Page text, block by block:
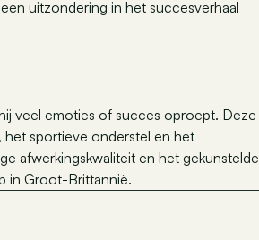
uitzondering in het succesverhaal
veel emoties of succes oproept. Deze
sportieve onderstel en het
afwerkingskwaliteit en het gekunstelde
in Groot-Brittannië.